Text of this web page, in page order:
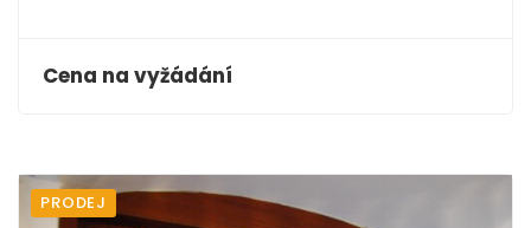
Cena na vyžádání
PRODEJ